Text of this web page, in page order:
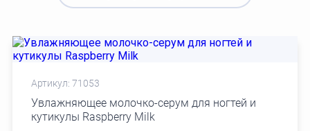
Артикул: 71053
Увлажняющее молочко-серум для ногтей и
кутикулы Raspberry Milk